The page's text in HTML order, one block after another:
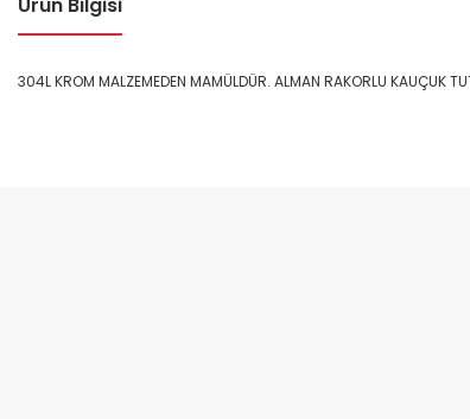
304L KROM MALZEMEDEN MAMÜLDÜR. ALMAN RAKORLU KAUÇUK